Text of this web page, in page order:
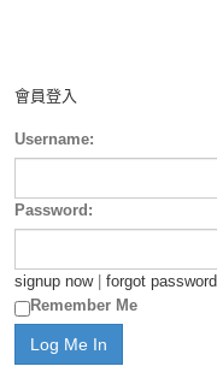
會員登入
Username:
Password:
signup now| forgot
Remember Me